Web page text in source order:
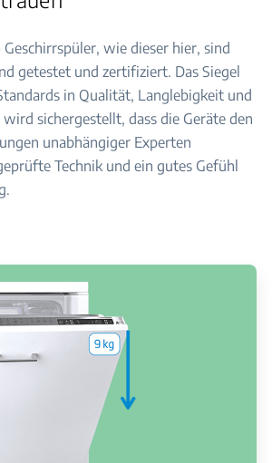
wie dieser hier, sind
getestet und zertifiziert. Das Siegel
in Qualität, Langlebigkeit und
sichergestellt, dass die Geräte den
unabhängiger Experten
Technik und ein gutes Gefühl